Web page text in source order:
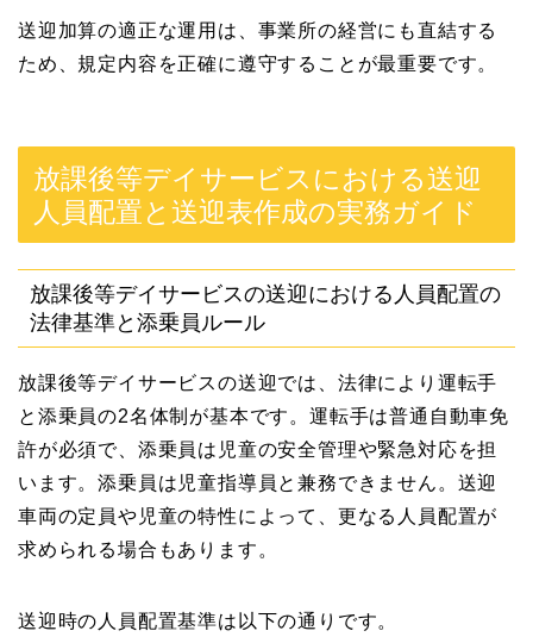
送迎加算の適正な運用は、事業所の経営にも直結する
ため、規定内容を正確に遵守することが最重要です。
放課後等デイサービスにおける送迎
人員配置と送迎表作成の実務ガイド
放課後等デイサービスの送迎における人員配置の
法律基準と添乗員ルール
放課後等デイサービスの送迎では、法律により運転手
と添乗員の2名体制が基本です。運転手は普通自動車免
許が必須で、添乗員は児童の安全管理や緊急対応を担
います。添乗員は児童指導員と兼務できません。送迎
車両の定員や児童の特性によって、更なる人員配置が
求められる場合もあります。
送迎時の人員配置基準は以下の通りです。